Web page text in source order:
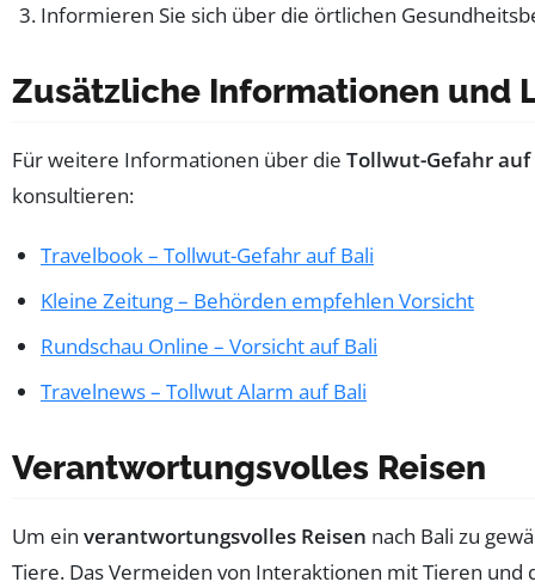
Informieren Sie sich über die örtlichen
Zusätzliche Informationen und
Für weitere Informationen über die Tollwut-Gefahr auf
konsultieren:
Travelbook – Tollwut-Gefahr auf Bali
Kleine Zeitung – Behörden empfehlen Vorsicht
Rundschau Online – Vorsicht auf Bali
Travelnews – Tollwut Alarm auf Bali
Verantwortungsvolles Reisen
Um ein verantwortungsvolles Reisen nach Bali zu
Tiere. Das Vermeiden von Interaktionen mit Tieren